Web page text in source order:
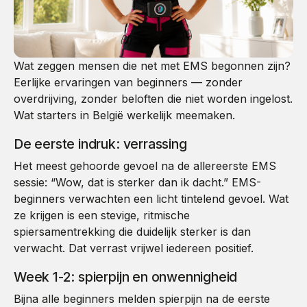
Wat zeggen mensen die net met EMS begonnen zijn?
Eerlijke ervaringen van beginners — zonder
overdrijving, zonder beloften die niet worden ingelost.
Wat starters in België werkelijk meemaken.
De eerste indruk: verrassing
Het meest gehoorde gevoel na de allereerste EMS
sessie: “Wow, dat is sterker dan ik dacht.” EMS-
beginners verwachten een licht tintelend gevoel. Wat
ze krijgen is een stevige, ritmische
spiersamentrekking die duidelijk sterker is dan
verwacht. Dat verrast vrijwel iedereen positief.
Week 1-2: spierpijn en onwennigheid
Bijna alle beginners melden spierpijn na de eerste